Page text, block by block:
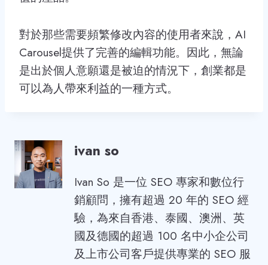
對於那些需要頻繁修改內容的使用者來說，AI
Carousel提供了完善的編輯功能。因此，無論
是出於個人意願還是被迫的情況下，創業都是
可以為人帶來利益的一種方式。
ivan so
Ivan So 是一位 SEO 專家和數位行
銷顧問，擁有超過 20 年的 SEO 經
驗，為來自香港、泰國、澳洲、英
國及德國的超過 100 名中小企公司
及上市公司客戶提供專業的 SEO 服